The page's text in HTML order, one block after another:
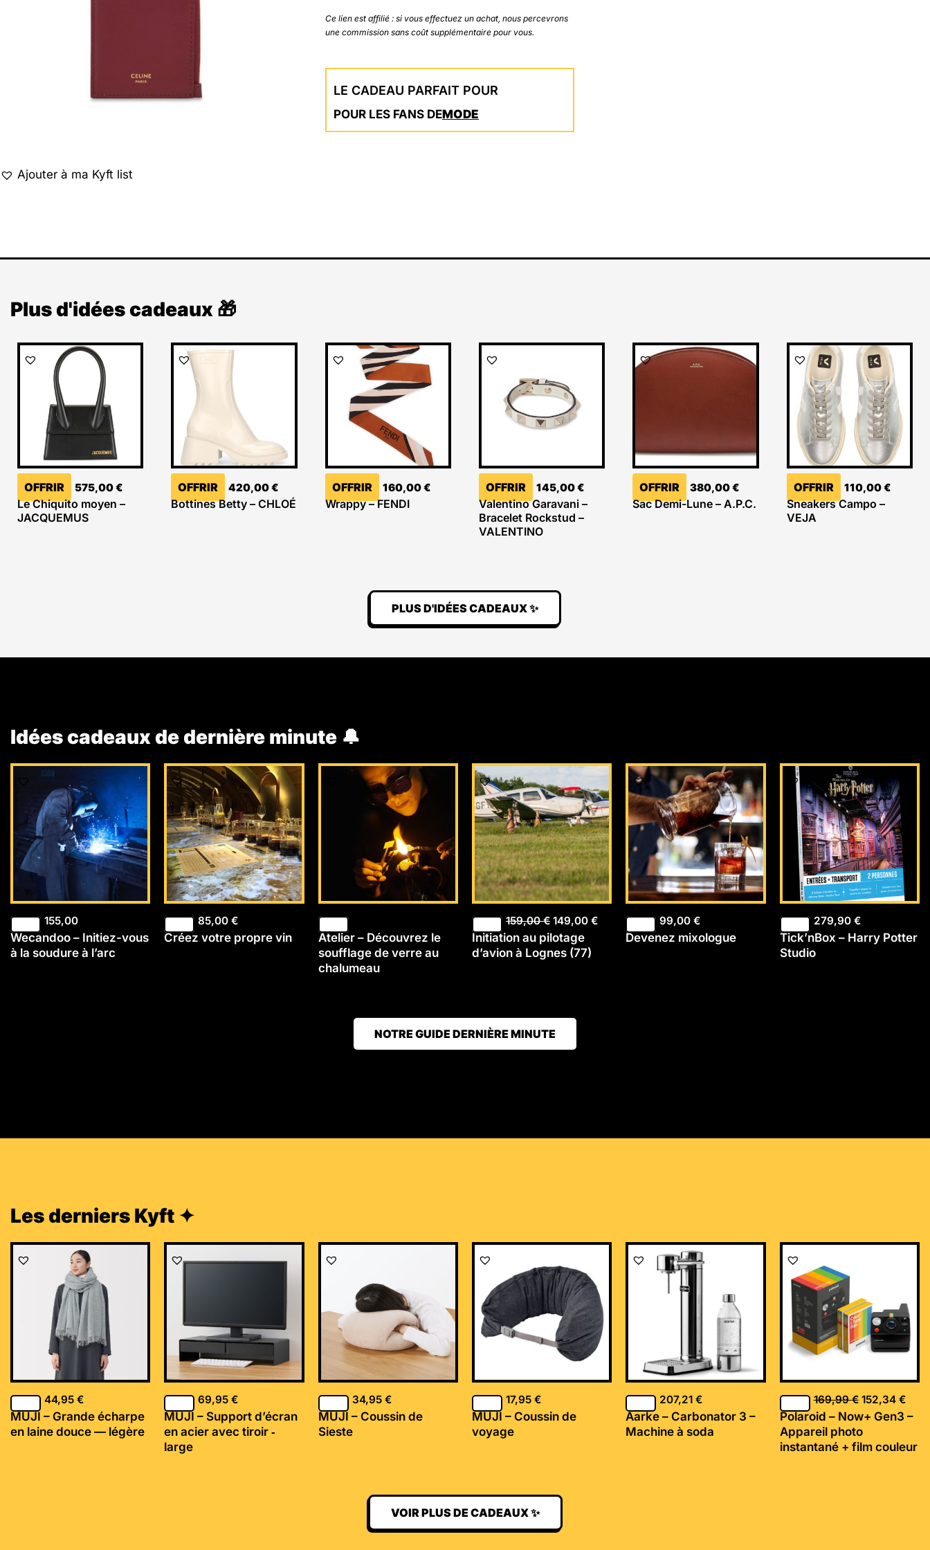
Ajouter à ma Kyft list
Ce lien est affilié : si vous effectuez un achat, nous percevrons
une commission sans coût supplémentaire pour vous.
LE CADEAU PARFAIT POUR
POUR LES FANS DEMODE
Plus d'idées cadeaux 🎁
OFFRIR 575,00€
Le Chiquito moyen –
JACQUEMUS
OFFRIR 420,00€
Bottines Betty – CHLOÉ
OFFRIR 160,00€
Wrappy – FENDI
OFFRIR 145,00€
Valentino Garavani –
Bracelet Rockstud –
VALENTINO
OFFRIR 380,00€
Sac Demi-Lune – A.P.C.
OFFRIR 110,00€
Sneakers Campo –
VEJA
PLUS D'IDÉES CADEAUX ✨
Idées cadeaux de dernière minute 🔔
155,00
Wecandoo – Initiez-vous
à la soudure à l’arc
85,00€
Créez votre propre vin
Atelier – Découvrez le
soufflage de verre au
chalumeau
159,00€
Le
prix
initial
était :
159,00 €.
149,00 €
Le
actuel
est :
149,00 €.
Initiation au pilotage
d’avion à Lognes (77)
99,00€
Devenez mixologue
279,90 €
Tick’nBox – Harry Potter
Studio
NOTRE GUIDE DERNIÈRE MINUTE
Les derniers Kyft ✦
44,95 €
MUJI – Grande écharpe
en laine douce — légère
69,95€
MUJI – Support d’écran
en acier avec tiroir ‐
large
34,95 €
MUJI – Coussin de
Sieste
17,95 €
MUJI – Coussin de
voyage
207,21€
Aarke – Carbonator 3 –
Machine à soda
169,99€
Le
169,99 €.
152,34 €
Le
Polaroid – Now+ Gen3 –
Appareil photo
instantané + film couleur
VOIR PLUS DE CADEAUX ✨